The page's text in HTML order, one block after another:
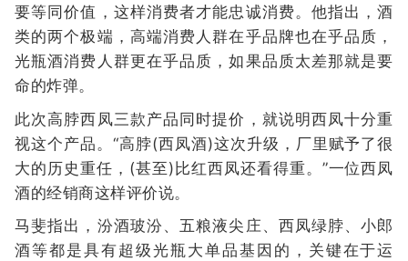
要等同价值，这样消费者才能忠诚消费。他指出，酒
类的两个极端，高端消费人群在乎品牌也在乎品质，
光瓶酒消费人群更在乎品质，如果品质太差那就是要
命的炸弹。
此次高脖西凤三款产品同时提价，就说明西凤十分重
视这个产品。“高脖(西凤酒)这次升级，厂里赋予了很
大的历史重任，(甚至)比红西凤还看得重。”一位西凤
酒的经销商这样评价说。
马斐指出，汾酒玻汾、五粮液尖庄、西凤绿脖、小郎
酒等都是具有超级光瓶大单品基因的，关键在于运